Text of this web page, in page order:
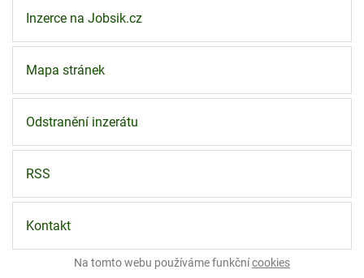
Inzerce na Jobsik.cz
Mapa stránek
Odstranění inzerátu
RSS
Kontakt
Na tomto webu používáme funkčnícookies